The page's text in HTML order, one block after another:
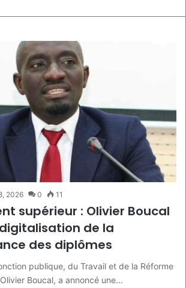
2026 0 11
supérieur : Olivier Boucal
de la
des diplômes
publique, du Travail et de la Réforme
Boucal, a annoncé une…